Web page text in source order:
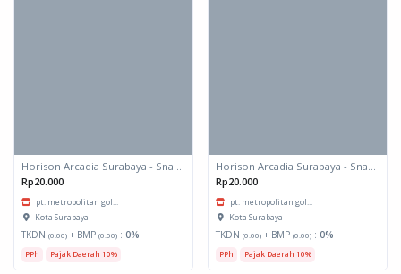
Horison Arcadia Surabaya - Snack Box 1
Rp20.000
pt. metropolitan gol...
Kota Surabaya
TKDN (0.00) + BMP (0.00) : 0%
PPh Pajak Daerah 10%
Horison Arcadia Surabaya - Snack Box 1
Rp20.000
pt. metropolitan gol...
Kota Surabaya
TKDN (0.00) + BMP (0.00) : 0%
PPh Pajak Daerah 10%